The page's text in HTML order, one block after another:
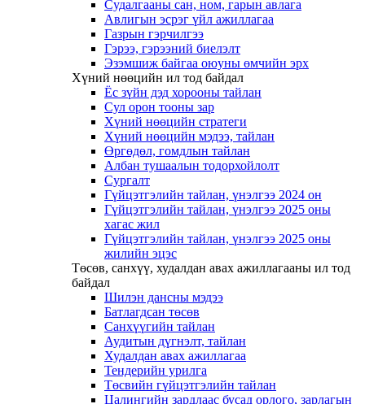
Судалгааны сан, ном, гарын авлага
Авлигын эсрэг үйл ажиллагаа
Газрын гэрчилгээ
Гэрээ, гэрээний биелэлт
Эзэмшиж байгаа оюуны өмчийн эрх
Хүний нөөцийн ил тод байдал
Ёс зүйн дэд хорооны тайлан
Сул орон тооны зар
Хүний нөөцийн стратеги
Хүний нөөцийн мэдээ, тайлан
Өргөдөл, гомдлын тайлан
Албан тушаалын тодорхойлолт
Сургалт
Гүйцэтгэлийн тайлан, үнэлгээ 2024 он
Гүйцэтгэлийн тайлан, үнэлгээ 2025 оны
хагас жил
Гүйцэтгэлийн тайлан, үнэлгээ 2025 оны
жилийн эцэс
Төсөв, санхүү, худалдан авах ажиллагааны ил тод
байдал
Шилэн дансны мэдээ
Батлагдсан төсөв
Санхүүгийн тайлан
Аудитын дүгнэлт, тайлан
Худалдан авах ажиллагаа
Тендерийн урилга
Төсвийн гүйцэтгэлийн тайлан
Цалингийн зардлаас бусад орлого, зарлагын